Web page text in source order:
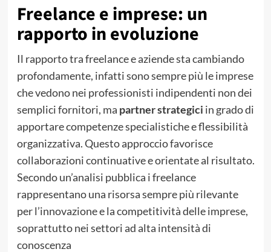
Freelance e imprese: un
rapporto in evoluzione
Il rapporto tra freelance e aziende sta cambiando
profondamente, infatti sono sempre più le imprese
che vedono nei professionisti indipendenti non dei
semplici fornitori, ma partner strategici in grado di
apportare competenze specialistiche e flessibilità
organizzativa. Questo approccio favorisce
collaborazioni continuative e orientate al risultato.
Secondo un’analisi pubblica i freelance
rappresentano una risorsa sempre più rilevante
per l’innovazione e la competitività delle imprese,
soprattutto nei settori ad alta intensità di
conoscenza